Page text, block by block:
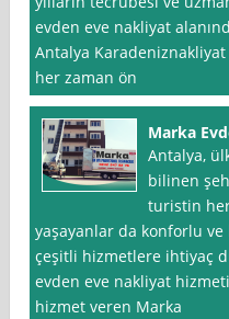
evden eve nakliyat
Antalya
her zaman ön
Marka
Antalya,
bilinen
turistin
yaşayanlar da konforlu
çeşitli hizmetlere ihtiyaç
evden eve nakliyat
hizmet veren Marka